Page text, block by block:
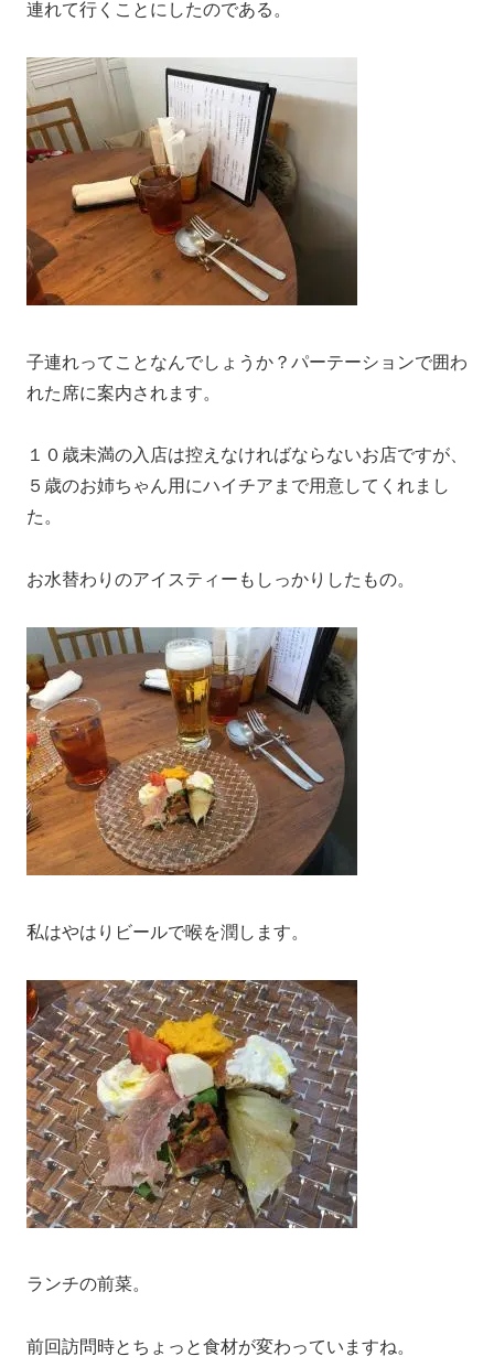
連れて行くことにしたのである。
子連れってことなんでしょうか？パーテーションで囲わ
れた席に案内されます。
１０歳未満の入店は控えなければならないお店ですが、
５歳のお姉ちゃん用にハイチアまで用意してくれまし
た。
お水替わりのアイスティーもしっかりしたもの。
私はやはりビールで喉を潤します。
ランチの前菜。
前回訪問時とちょっと食材が変わっていますね。